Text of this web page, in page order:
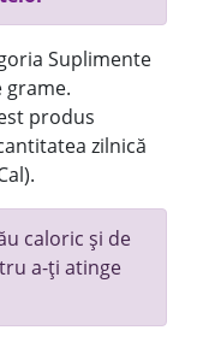
Suplimente
grame.
produs
zilnică
caloric și de
a-ți atinge